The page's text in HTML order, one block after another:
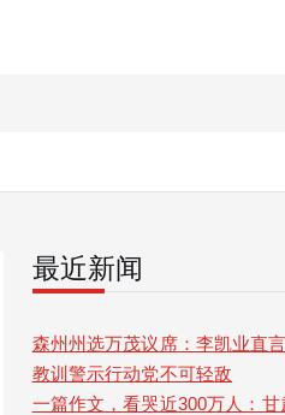
最近新闻
森州州选万茂议席：李凯业直
教训警示行动党不可轻敌
一篇作文，看哭近300万人：